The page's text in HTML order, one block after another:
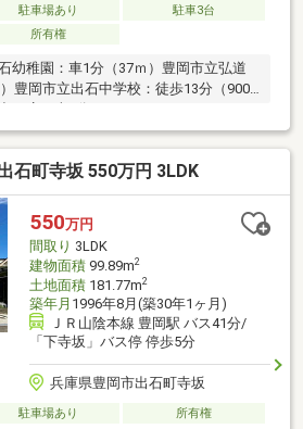
駐車場あり
駐車3台
所有権
幼稚園：車1分（37ｍ）豊岡市立弘道
豊岡市立出石中学校：徒歩13分（900
ｍ）出石郵便局：車2分（700ｍ）但馬
）JAたじま出石支店：4分（750ｍ）＼
現況渡し現地案内随時受け付けており
ください。
石町寺坂 550万円 3LDK
550万円
間取り 3LDK
建物面積99.89m2
土地面積181.77m2
築年月 1996年8月(築30年1ヶ月)
ＪＲ山陰本線 豊岡駅 バス41分/
「下寺坂」バス停 停歩5分
兵庫県豊岡市出石町寺坂
駐車場あり
所有権